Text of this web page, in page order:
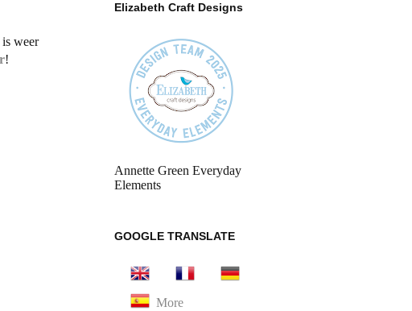
weer
!
Elizabeth Craft Designs
Annette Green Everyday
Elements
GOOGLE TRANSLATE
More